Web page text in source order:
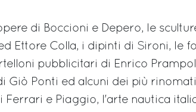
di Boccioni e Depero, le
Ettore Colla, i dipinti di Sironi, le
pubblicitari di Enrico
Giò Ponti ed alcuni dei più
Ferrari e Piaggio, l'arte nautica